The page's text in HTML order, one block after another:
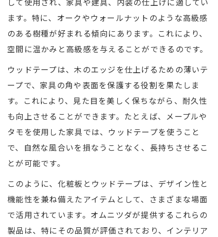
ます。特に、オークやウォールナットのような高級感
のある樹種が好まれる傾向にあります。これにより、
空間に温かみと高級感を与えることができるのです。
ウッドテープは、木のエッジを仕上げるための薄いテ
ープで、家具の角や表面を保護する役割を果たしま
す。これにより、見た目を美しく保ちながら、耐久性
も向上させることができます。たとえば、メープルや
タモを使用した家具では、ウッドテープを使うこと
で、自然な風合いを損なうことなく、長持ちさせるこ
とが可能です。
このように、化粧板とウッドテープは、デザイン性と
機能性を兼ね備えたアイテムとして、さまざまな場面
で活用されています。オムニツダが提供するこれらの
製品は、特にその品質が評価されており、インテリア